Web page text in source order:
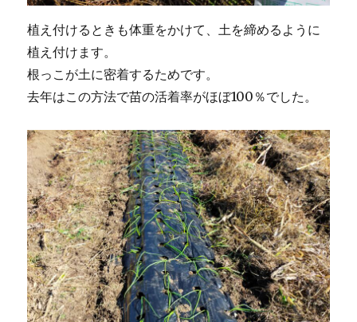
植え付けるときも体重をかけて、土を締めるように
植え付けます。
根っこが土に密着するためです。
去年はこの方法で苗の活着率がほぼ100％でした。